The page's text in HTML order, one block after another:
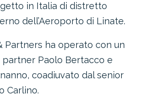
in Italia di distretto
dell’Aeroporto di Linate.
Partners ha operato con un
partner Paolo Bertacco e
coadiuvato dal senior
Carlino.